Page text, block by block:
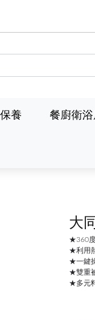
養 餐廚衛浴
大
★360
★利用
★一鍵
★雙重
★多元